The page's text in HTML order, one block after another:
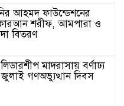
আহমদ ফাউন্ডেশনের
শরীফ, আমপারা ও
বিতরণ
মাদরাসায় বর্ণাঢ্য
গণঅভ্যুত্থান দিবস